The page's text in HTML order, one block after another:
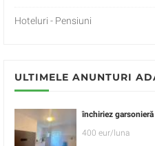
Hoteluri - Pensiuni
ULTIMELE ANUNTURI
închiriez
400 eur/luna